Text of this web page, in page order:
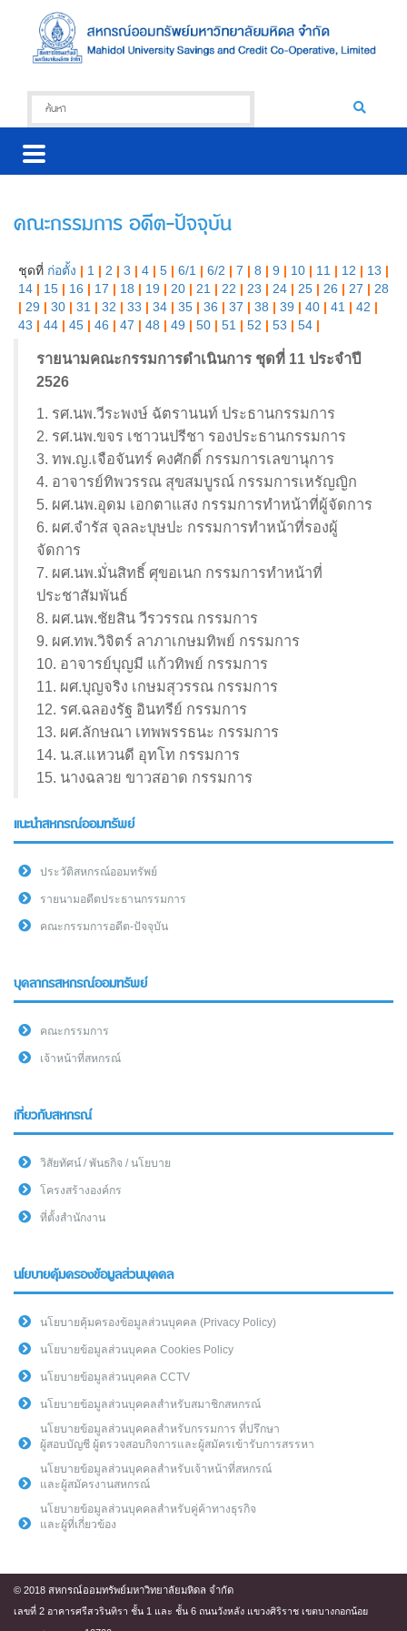
คณะกรรมการ อดีต-ปัจจุบัน
ชุดที่ ก่อตั้ง | 1 | 2 | 3 | 4 | 5 | 6/1 | 6/2 | 7 | 8 | 9 | 10 | 11 | 12 | 13 |
14 | 15 | 16 | 17 | 18 | 19 | 20 | 21 | 22 | 23 | 24 | 25 | 26 | 27 | 28
| 29 | 30 | 31 | 32 | 33 | 34 | 35 | 36 | 37 | 38 | 39 | 40 | 41 | 42 |
43 | 44 | 45 | 46 | 47 | 48 | 49 | 50 | 51 | 52 | 53 | 54 |
รายนามคณะกรรมการดำเนินการ ชุดที่ 11 ประจำปี
2526
1. รศ.นพ.วีระพงษ์ ฉัตรานนท์ ประธานกรรมการ
2. รศ.นพ.ขจร เชาวนปรีชา รองประธานกรรมการ
3. ทพ.ญ.เจือจันทร์ คงศักดิ์ กรรมการเลขานุการ
4. อาจารย์ทิพวรรณ สุขสมบูรณ์ กรรมการเหรัญญิก
5. ผศ.นพ.อุดม เอกตาแสง กรรมการทำหน้าที่ผู้จัดการ
6. ผศ.จำรัส จุลละบุษปะ กรรมการทำหน้าที่รองผู้
จัดการ
7. ผศ.นพ.มั่นสิทธิ์ ศุขอเนก กรรมการทำหน้าที่
ประชาสัมพันธ์
8. ผศ.นพ.ชัยสิน วีรวรรณ กรรมการ
9. ผศ.ทพ.วิจิตร์ ลาภาเกษมทิพย์ กรรมการ
10. อาจารย์บุญมี แก้วทิพย์ กรรมการ
11. ผศ.บุญจริง เกษมสุวรรณ กรรมการ
12. รศ.ฉลองรัฐ อินทรีย์ กรรมการ
13. ผศ.ลักษณา เทพพรรธนะ กรรมการ
14. น.ส.แหวนดี อุทโท กรรมการ
15. นางฉลวย ขาวสอาด กรรมการ
แนะนำสหกรณ์ออมทรัพย์
ประวัติสหกรณ์ออมทรัพย์
รายนามอดีตประธานกรรมการ
คณะกรรมการอดีต-ปัจจุบัน
บุคลากรสหกรณ์ออมทรัพย์
คณะกรรมการ
เจ้าหน้าที่สหกรณ์
เกี่ยวกับสหกรณ์
วิสัยทัศน์ / พันธกิจ / นโยบาย
โครงสร้างองค์กร
ที่ตั้งสำนักงาน
นโยบายคุ้มครองข้อมูลส่วนบุคคล
นโยบายคุ้มครองข้อมูลส่วนบุคคล (Privacy Policy)
นโยบายข้อมูลส่วนบุคคล Cookies Policy
นโยบายข้อมูลส่วนบุคคล CCTV
นโยบายข้อมูลส่วนบุคคลสำหรับสมาชิกสหกรณ์
นโยบายข้อมูลส่วนบุคคลสำหรับกรรมการ ที่ปรึกษา
ผู้สอบบัญชี ผู้ตรวจสอบกิจการและผู้สมัครเข้ารับการสรรหา
นโยบายข้อมูลส่วนบุคคลสำหรับเจ้าหน้าที่สหกรณ์
และผู้สมัครงานสหกรณ์
นโยบายข้อมูลส่วนบุคคลสำหรับคู่ค้าทางธุรกิจ
และผู้ที่เกี่ยวข้อง
© 2018 สหกรณ์ออมทรัพย์มหาวิทยาลัยมหิดล จำกัด
เลขที่ 2 อาคารศรีสวรินทิรา ชั้น 1 และ ชั้น 6 ถนนวังหลัง แขวงศิริราช เขตบางกอกน้อย